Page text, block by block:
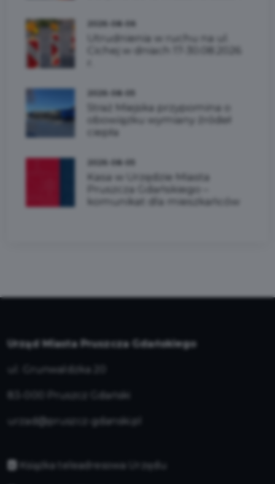
2026-08-06
Utrudnienia w ruchu na ul.
Cichej w dniach 17-30.08.2026
2026-08-05
Straż Miejska przypomina o
obowiązku wymiany źródeł
ciepła
2026-08-05
Kasa w Urzędzie Miasta
Pruszcza Gdańskiego –
komunikat dla mieszkańców
Urząd Miasta Pruszcza Gdańskiego
ul. Grunwaldzka 20
83-000 Pruszcz Gdański
urzad@pruszcz-gdanski.pl
Książka teleadresowa Urzędu